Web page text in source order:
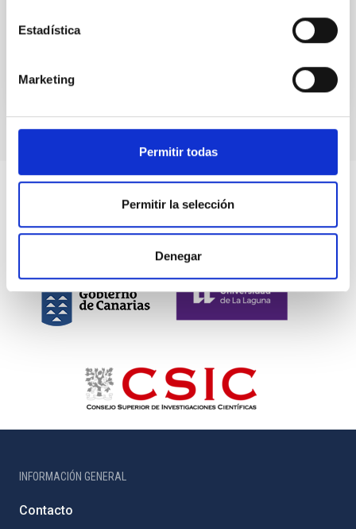
Estadística
Marketing
Permitir todas
Permitir la selección
Denegar
No vigente
INFORMACIÓN GENERAL
Contacto